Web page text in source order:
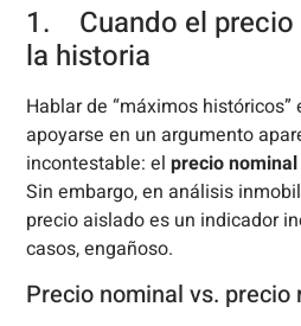
1. Cuando el precio
la historia
Hablar de “máximos
apoyarse en un argumento
incontestable: elprecio
Sin embargo, en análisis
precio aislado es un indicador
casos, engañoso.
Precio nominal vs. precio